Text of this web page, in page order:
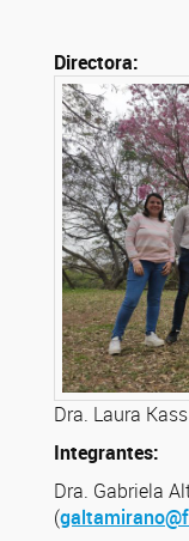
Directora:
Dra. Laura
Integrantes:
Dra. Gabriela
(